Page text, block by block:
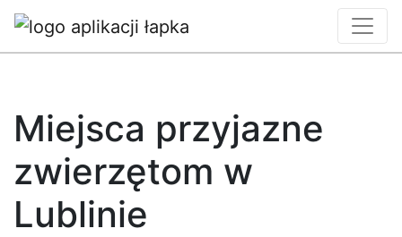
Miejsca przyjazne
zwierzętom w
Lublinie